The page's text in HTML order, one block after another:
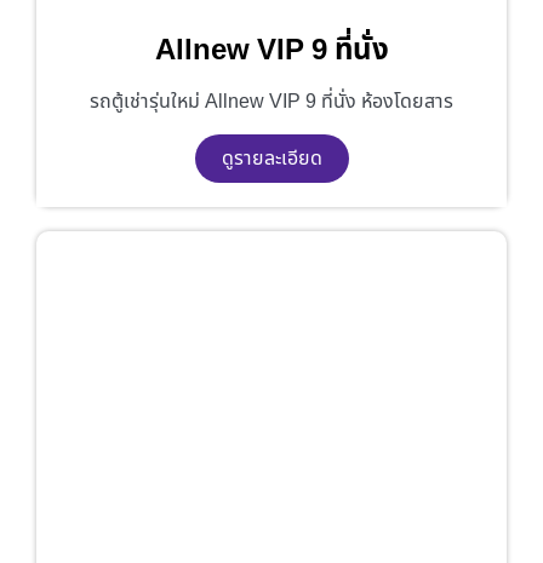
Allnew VIP 9 ที่นั่ง
รถตู้เช่ารุ่นใหม่ Allnew VIP 9 ที่นั่ง ห้องโดยสาร
ดูรายละเอียด